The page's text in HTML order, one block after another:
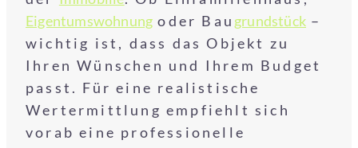
Eigentumswohnung oder Bau grundstück –
wichtig ist, dass das Objekt zu
Ihren Wünschen und Ihrem Budget
passt. Für eine realistische
Wertermittlung empfiehlt sich
vorab eine professionelle